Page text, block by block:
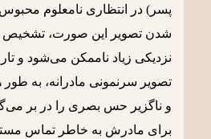
پسر) در انتظاری نامعلوم محبوس
شدن تصویر این صورت، تشخیص
نزدیکی زیاد ناممکن می‌شود و
تصویر سرنمونی مادرانه، به
و ناگزیر حس بصری را در بر
برای مادرش به خاطر تماس